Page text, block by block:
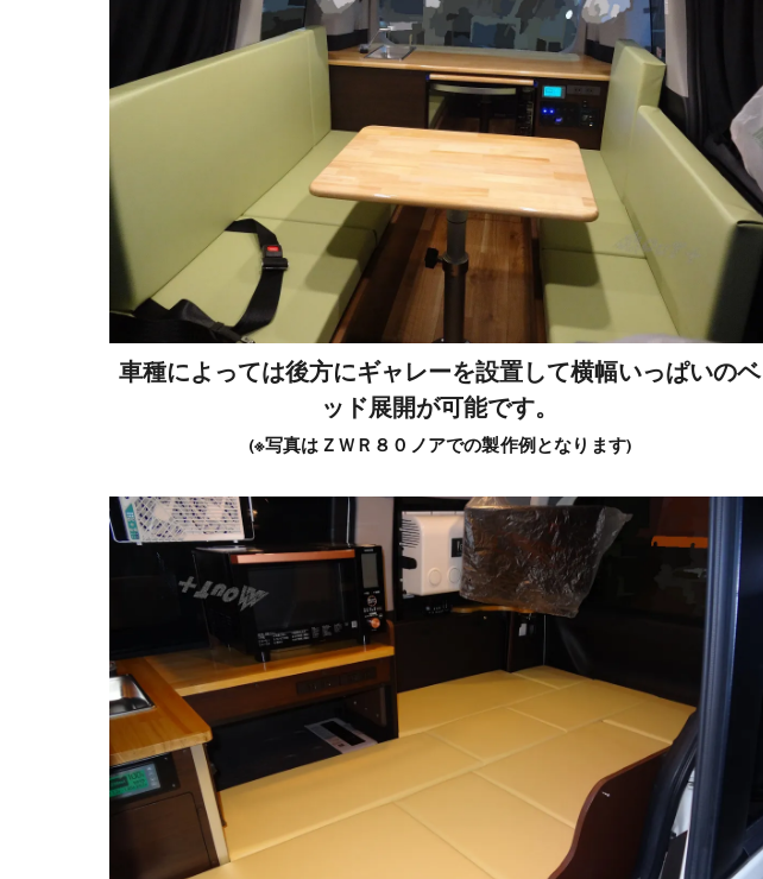
車種によっては後方にギャレーを設置して横幅いっぱいのベ
ッド展開が可能です。
(※写真はＺＷＲ８０ノアでの製作例となります)